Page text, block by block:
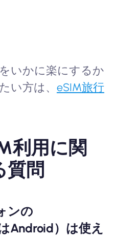
いかに楽にするか
い方は、 eSIM旅行
利用に関
質問
ンの
Android）は使え